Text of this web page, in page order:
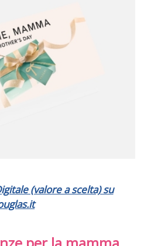
(valore a scelta) su